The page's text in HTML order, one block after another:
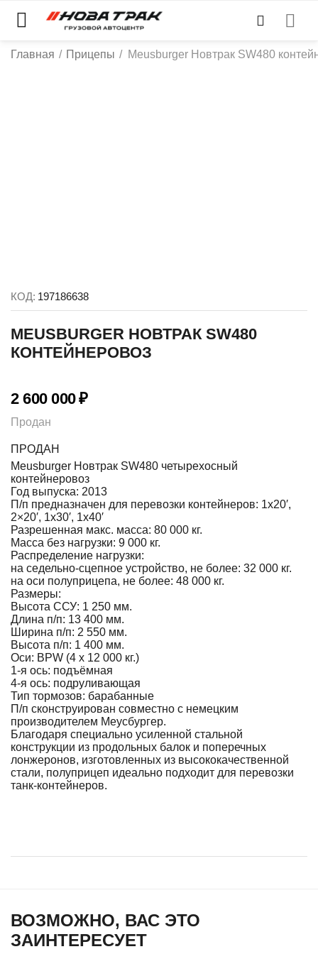
Главная / Прицепы / Meusburger Новтрак SW480
КОД: 197186638
MEUSBURGER НОВТРАК SW480
КОНТЕЙНЕРОВОЗ
2 600 000₽
Продан
ПРОДАН
Meusburger Новтрак SW480 четырехосный
контейнеровоз
Год выпуска: 2013
П/п предназначен для перевозки контейнеров: 1х20′,
2×20′, 1х30′, 1х40′
Разрешенная макс. масса: 80 000 кг.
Масса без нагрузки: 9 000 кг.
Распределение нагрузки:
на седельно-сцепное устройство, не более: 32 000 кг.
на оси полуприцепа, не более: 48 000 кг.
Размеры:
Высота ССУ: 1 250 мм.
Длина п/п: 13 400 мм.
Ширина п/п: 2 550 мм.
Высота п/п: 1 400 мм.
Оси: BPW (4 х 12 000 кг.)
1-я ось: подъёмная
4-я ось: подруливающая
Тип тормозов: барабанные
П/п сконструирован совместно с немецким
производителем Меусбургер.
Благодаря специально усиленной стальной
конструкции из продольных балок и поперечных
лонжеронов, изготовленных из высококачественной
стали, полуприцеп идеально подходит для перевозки
танк-контейнеров.
ВОЗМОЖНО, ВАС ЭТО
ЗАИНТЕРЕСУЕТ